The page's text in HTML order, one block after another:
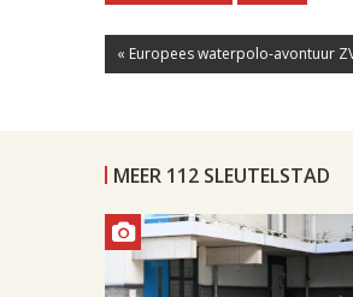
« Europees waterpolo-avontuur
MEER 112 SLEUTELSTAD